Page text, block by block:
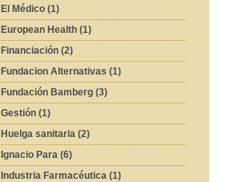
El Médico (1)
European Health (1)
Financiación (2)
Fundacion Alternativas (1)
Fundación Bamberg (3)
Gestión (1)
Huelga sanitaria (2)
Ignacio Para (6)
Industria Farmacéutica (1)